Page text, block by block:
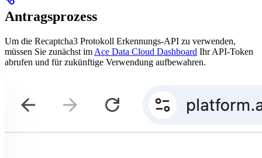
Antragsprozess
Um die Recaptcha3 Protokoll Erkennungs-API zu verwenden,
müssen Sie zunächst im Ace Data Cloud Dashboard Ihr API-Token
abrufen und für zukünftige Verwendung aufbewahren.